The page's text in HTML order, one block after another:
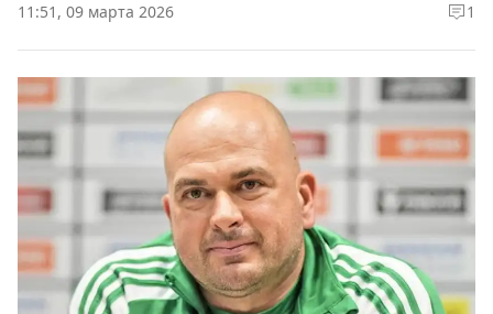
11:51, 09 марта 2026 1